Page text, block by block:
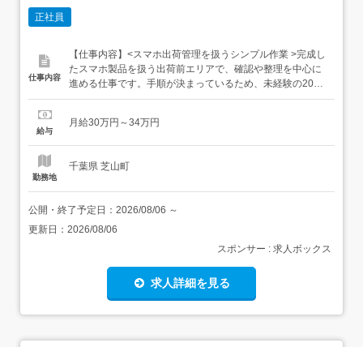
正社員
仕事内容
【仕事内容】<スマホ出荷管理を扱うシンプル作業 >完成し
たスマホ製品を扱う出荷前エリアで、確認や整理を中心に
進める仕事です。手順が決まっているため、未経験の20
代〜30代も基礎から覚えやすい内容です。 こんな条件揃っ
で生活リズムも安定住まいの心配を抑えながら、仕事を始
給与
月給30万円～34万円
勤務地
千葉県 芝山町
公開・終了予定日： 2026/08/06 ～
更新日： 2026/08/06
スポンサー : 求人ボックス
求人詳細を見る